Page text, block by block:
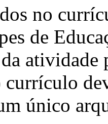
no
de
atividade
único